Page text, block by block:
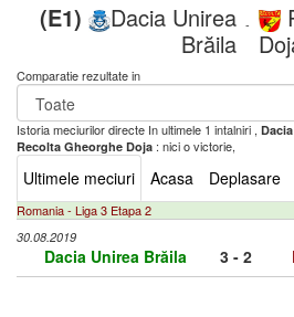
(E1)
Dacia Unirea
Brăila
-
Comparatie rezultate in
Istoria meciurilor directe In ultimele 1 intalniri ,
Recolta Gheorghe Doja : nici o victorie,
Ultimele meciuri Acasa Deplasare
Romania - Liga 3 Etapa 2
30.08.2019
Dacia Unirea Brăila 3 - 2